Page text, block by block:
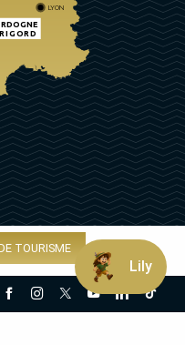
LYON
TOURISME
Lily